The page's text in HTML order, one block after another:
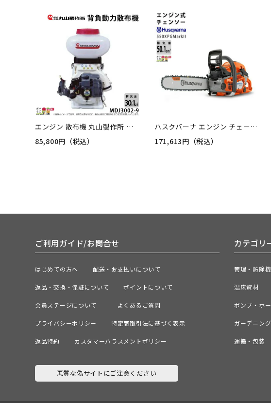
エンジン 散布機 丸山製作所 動噴 MDJ3002-9 352883 背負い式 散粒 散粉 噴霧 防除 除草
85,800円（税込）
ハスクバーナ エンジン チェーンソー ハスクバーナ エンジン式 チェーンソー ハスクバーナ 550XPG MarkII 18PX 967690938 72E 18in 排気量50.1cc リアハンドル 5.3kg
171,613円（税込）
ご利用ガイド/お問合せ
はじめての方へ 配送・お支払いについて
返品・交換・保証について ポイントについて
会員ステージについて よくあるご質問
プライバシーポリシー 特定商取引法に基づく表示
返品特約 カスタマーハラスメントポリシー
悪質な偽サイトにご注意ください
カテゴリ
管理・防除機
温床資材
ポンプ・ホ
ガーデニン
運搬・包装